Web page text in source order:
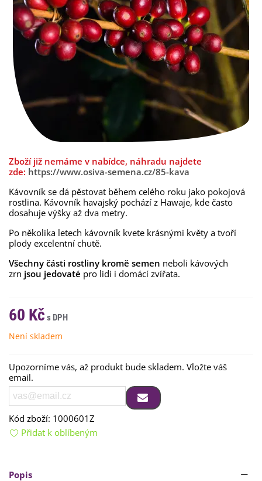
Zboží již nemáme v nabídce, náhradu najdete
zde: https://www.osiva-semena.cz/85-kava
Kávovník se dá pěstovat během celého roku jako pokojová
rostlina. Kávovník havajský pochází z Hawaje, kde často
dosahuje výšky až dva metry.
Po několika letech kávovník kvete krásnými květy a tvoří
plody excelentní chutě.
Všechny části rostliny kromě semen neboli kávových
zrn jsou jedovaté pro lidi i domácí zvířata.
60 Kč
Není skladem
Upozorníme vás, až produkt bude skladem. Vložte váš
email.
Kód zboží: 1000601Z
Přidat k oblíbeným
Popis